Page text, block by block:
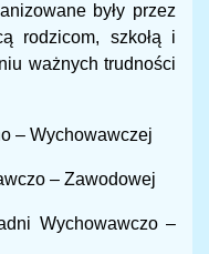
były przez
rodzicom, szkołą i
ważnych trudności
– Wychowawczej
– Zawodowej
Wychowawczo –